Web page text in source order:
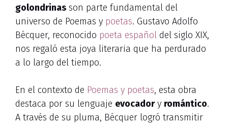
golondrinas son parte fundamental del
universo de Poemas y poetas. Gustavo Adolfo
Bécquer, reconocido poeta español del siglo XIX,
nos regaló esta joya literaria que ha perdurado
a lo largo del tiempo.
En el contexto de Poemas y poetas, esta obra
destaca por su lenguaje evocadory romántico.
A través de su pluma, Bécquer logró transmitir